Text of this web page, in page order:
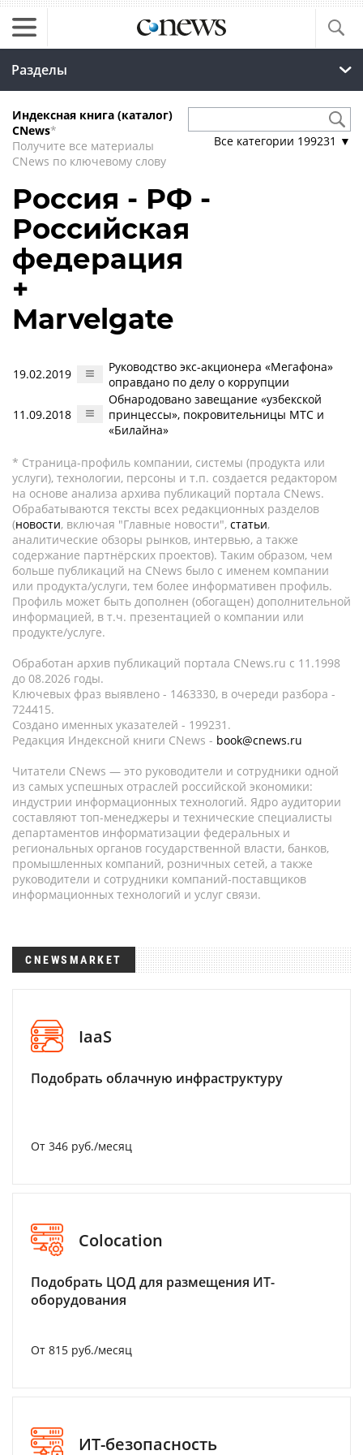
Разделы
Индексная книга (каталог)
CNews*
Получите все материалы
CNews по ключевому слову
Все категории 199231 ▼
Россия - РФ -
Российская
федерация
+
Marvelgate
19.02.2019
Руководство экс-акционера «Мегафона»
оправдано по делу о коррупции
11.09.2018
Обнародовано завещание «узбекской
принцессы», покровительницы МТС и
«Билайна»
* Страница-профиль компании, системы (продукта или
услуги), технологии, персоны и т.п. создается редактором
на основе анализа архива публикаций портала CNews.
Обрабатываются тексты всех редакционных разделов
(новости, включая "Главные новости", статьи,
аналитические обзоры рынков, интервью, а также
содержание партнёрских проектов). Таким образом, чем
больше публикаций на CNews было с именем компании
или продукта/услуги, тем более информативен профиль.
Профиль может быть дополнен (обогащен) дополнительной
информацией, в т.ч. презентацией о компании или
продукте/услуге.
Обработан архив публикаций портала CNews.ru c 11.1998
до 08.2026 годы.
Ключевых фраз выявлено - 1463330, в очереди разбора -
724415.
Создано именных указателей - 199231.
Редакция Индексной книги CNews - book@cnews.ru
Читатели CNews — это руководители и сотрудники одной
из самых успешных отраслей российской экономики:
индустрии информационных технологий. Ядро аудитории
составляют топ-менеджеры и технические специалисты
департаментов информатизации федеральных и
региональных органов государственной власти, банков,
промышленных компаний, розничных сетей, а также
руководители и сотрудники компаний-поставщиков
информационных технологий и услуг связи.
CNEWSMARKET
IaaS
Подобрать облачную инфраструктуру
От 346 руб./месяц
Colocation
Подобрать ЦОД для размещения ИТ-
оборудования
От 815 руб./месяц
ИТ-безопасность